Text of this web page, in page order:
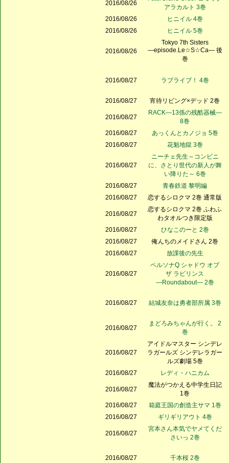
2016/08/26
アラカルト 3巻
2016/08/26
ヒニイル 4巻
2016/08/26
ヒニイル 5巻
2016/08/26
Tokyo 7th Sisters
―episode.Le☆S☆Ca― 後
巻
2016/08/27 ラブライブ！ 4巻
2016/08/27 宵待リビング×デッド 2巻
2016/08/27
RACK―13係の残酷器械―
8巻
2016/08/27
あっくんとカノジョ 5巻
2016/08/27
花魁地獄 3巻
2016/08/27
ニーチェ先生～コンビニ
に、さとり世代の新人が舞
い降りた～ 6巻
2016/08/27
青春鉄道 黎明編
2016/08/27
恋するシロクマ 2巻 通常版
2016/08/27
恋するシロクマ 2巻 ふわふ
わタオルつき限定版
2016/08/27
ひなこのーと 2巻
2016/08/27
俺んちのメイドさん 2巻
2016/08/27
放課後の先生
2016/08/27
ペルソナQ シャドウ オブ
ザ ラビリンス
―Roundabout― 2巻
2016/08/27 結城友奈は勇者部所属 3巻
2016/08/27
まどろみちゃんが行く。 2
巻
2016/08/27
アイドルマスター シンデレ
ラガールズ シンデレラガー
ルズ劇場 5巻
2016/08/27
レディ・ハニカム
2016/08/27
魔法がつかえる中学生日記
1巻
2016/08/27
箱庭王国の創造主サマ 1巻
2016/08/27
ギリギリアウト 4巻
2016/08/27
宮本さん本気でヤメてくだ
さいっ 2巻
2016/08/27 千本桜 2巻